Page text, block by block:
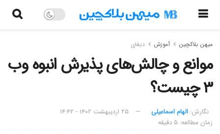
میهن بلاکچین آموزش دیفای
موانع و چالش‌های پذیرش انبوه وب
۳ چیست؟
نگارش:‌ الهام اسماعیلی
۲۵ اردیبهشت ۱۴۰۲ - ۱۴:۴۲
زمان مطالعه: ۵ دقیقه